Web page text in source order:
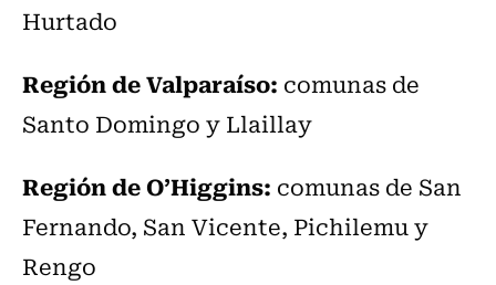
Hurtado
Región de Valparaíso: comunas de
Santo Domingo y Llaillay
Región de O’Higgins: comunas de San
Fernando, San Vicente, Pichilemu y
Rengo